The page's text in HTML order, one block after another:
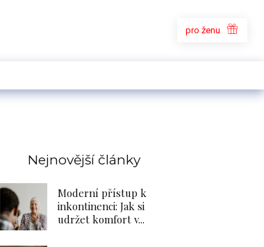
pro ženu
Nejnovější články
Moderní přístup k
inkontinenci: Jak si
udržet komfort v...